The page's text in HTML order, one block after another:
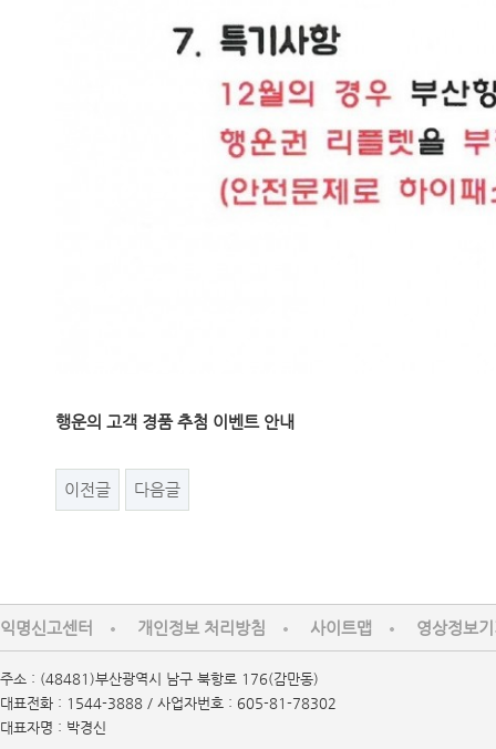
행운의 고객 경품 추첨 이벤트 안내
이전글 다음글
익명신고센터 개인정보 처리방침 사이트맵 영상정보
주소 : (48481)부산광역시 남구 북항로 176(감만동)
대표전화 : 1544-3888 / 사업자번호 : 605-81-78302
대표자명 : 박경신